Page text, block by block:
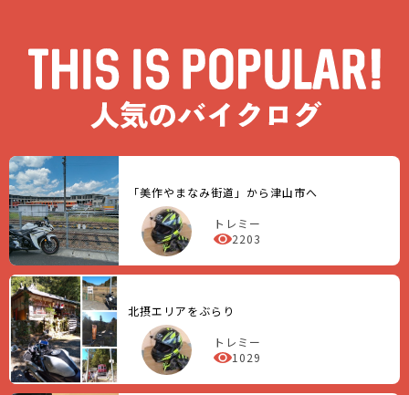
「美作やまなみ街道」から津山市へ
トレミー
2203
北摂エリアをぶらり
トレミー
1029